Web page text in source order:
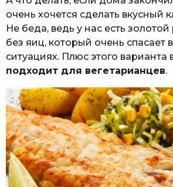
очень хочется сделать вкусный
Не беда, ведь у нас есть
без яиц, который очень спасает
ситуациях. Плюс этого варианта
подходит для вегетарианцев.